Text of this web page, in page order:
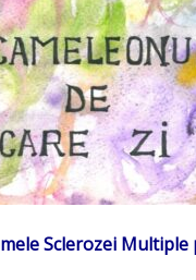
Sclerozei